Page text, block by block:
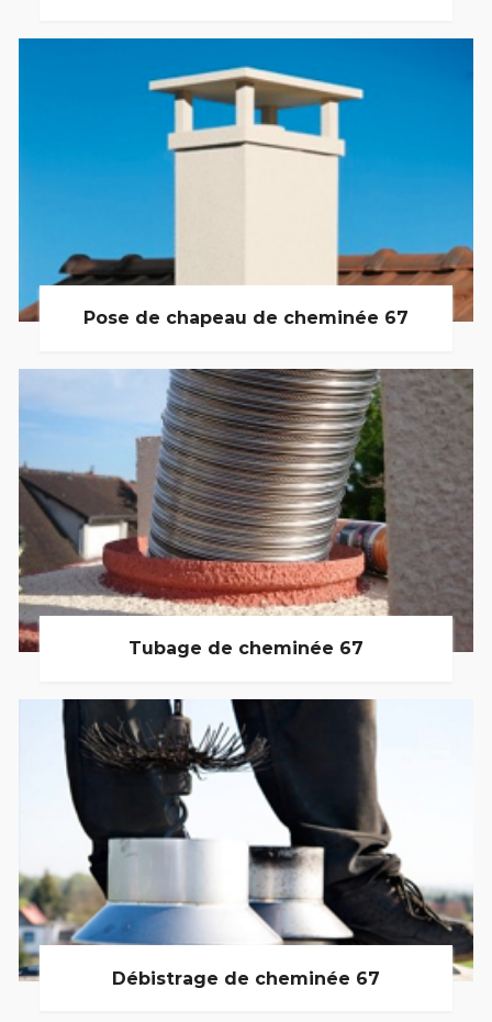
Pose de chapeau de cheminée 67
Tubage de cheminée 67
Débistrage de cheminée 67